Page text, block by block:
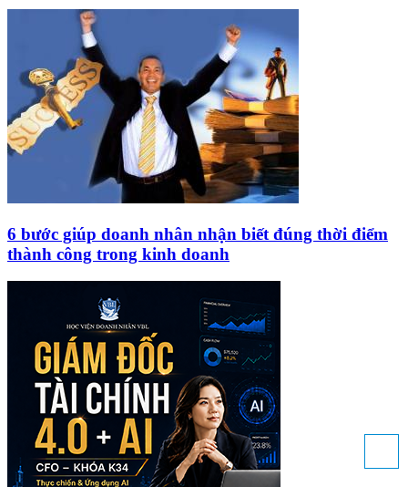
6 bước giúp doanh nhân nhận biết đúng thời điểm
thành công trong kinh doanh